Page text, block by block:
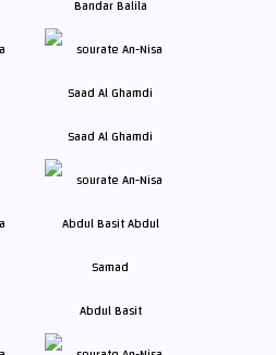
Bandar Balila
Saad Al Ghamdi
Abdul Basit